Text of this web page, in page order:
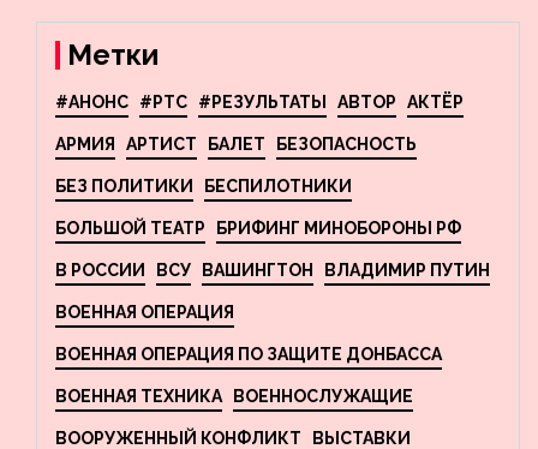
Метки
#АНОНС #РТС #РЕЗУЛЬТАТЫ АВТОР АКТЁР
АРМИЯ АРТИСТ БАЛЕТ БЕЗОПАСНОСТЬ
БЕЗ ПОЛИТИКИ БЕСПИЛОТНИКИ
БОЛЬШОЙ ТЕАТР БРИФИНГ МИНОБОРОНЫ РФ
В РОССИИ ВСУ ВАШИНГТОН ВЛАДИМИР ПУТИН
ВОЕННАЯ ОПЕРАЦИЯ
ВОЕННАЯ ОПЕРАЦИЯ ПО ЗАЩИТЕ ДОНБАССА
ВОЕННАЯ ТЕХНИКА ВОЕННОСЛУЖАЩИЕ
ВООРУЖЕННЫЙ КОНФЛИКТ ВЫСТАВКИ